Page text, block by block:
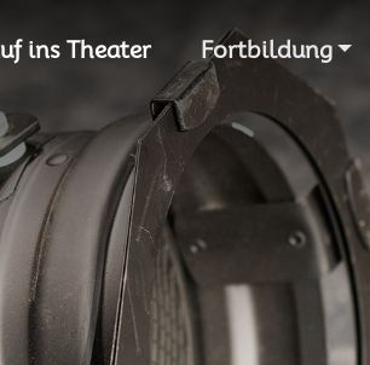
ins Theater Fortbildung